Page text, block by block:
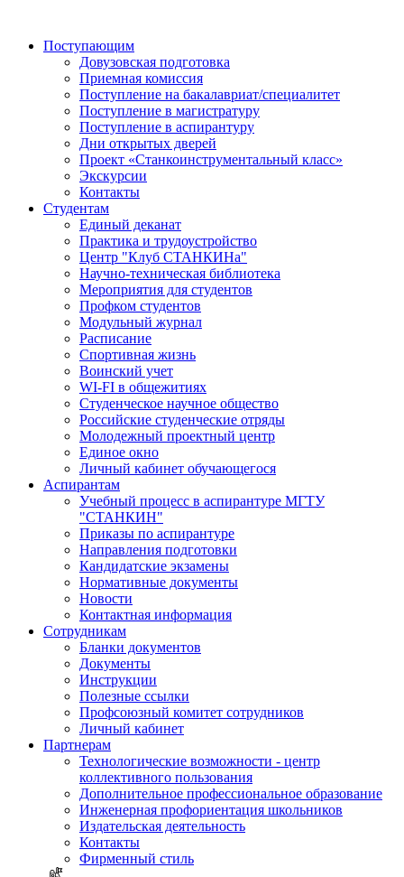
Поступающим
Довузовская подготовка
Приемная комиссия
Поступление на бакалавриат/специалитет
Поступление в магистратуру
Поступление в аспирантуру
Дни открытых дверей
Проект «Станкоинструментальный класс»
Экскурсии
Контакты
Студентам
Единый деканат
Практика и трудоустройство
Центр "Клуб СТАНКИНа"
Научно-техническая библиотека
Мероприятия для студентов
Профком студентов
Модульный журнал
Расписание
Спортивная жизнь
Воинский учет
WI-FI в общежитиях
Студенческое научное общество
Российские студенческие отряды
Молодежный проектный центр
Единое окно
Личный кабинет обучающегося
Аспирантам
Учебный процесс в аспирантуре МГТУ
"СТАНКИН"
Приказы по аспирантуре
Направления подготовки
Кандидатские экзамены
Нормативные документы
Новости
Контактная информация
Сотрудникам
Бланки документов
Документы
Инструкции
Полезные ссылки
Профсоюзный комитет сотрудников
Личный кабинет
Партнерам
Технологические возможности - центр
коллективного пользования
Дополнительное профессиональное образование
Инженерная профориентация школьников
Издательская деятельность
Контакты
Фирменный стиль